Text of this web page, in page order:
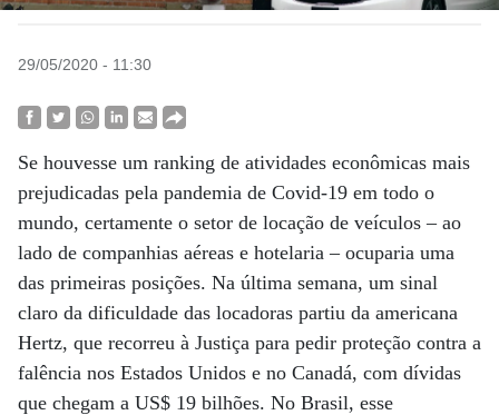
29/05/2020 - 11:30
Se houvesse um ranking de atividades econômicas mais
prejudicadas pela pandemia de Covid-19 em todo o
mundo, certamente o setor de locação de veículos – ao
lado de companhias aéreas e hotelaria – ocuparia uma
das primeiras posições. Na última semana, um sinal
claro da dificuldade das locadoras partiu da americana
Hertz, que recorreu à Justiça para pedir proteção contra a
falência nos Estados Unidos e no Canadá, com dívidas
que chegam a US$ 19 bilhões. No Brasil, esse